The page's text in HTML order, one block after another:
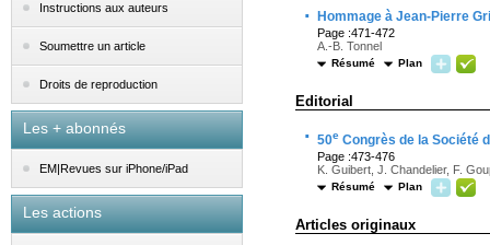
Instructions aux auteurs
Soumettre un article
Droits de reproduction
Les + abonnés
EM|Revues sur iPhone/iPad
Les actions
· Hommage à Jean-Pierre
Page :471-472
A.-B. Tonnel
Résumé Plan
Editorial
· 50e Congrès de la Société
Page :473-476
K. Guibert, J. Chandelier, F.
Résumé Plan
Articles originaux